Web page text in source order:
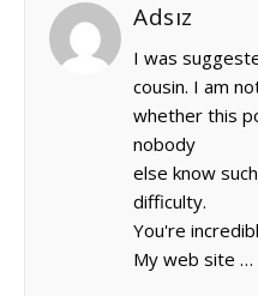
Adsız
I was
cousin. I am
whether this
nobody
else know
difficulty.
You're
My web site …